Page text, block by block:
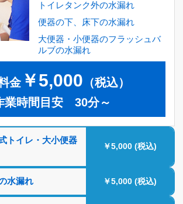
トイレタンク外の水漏れ
便器の下、床下の水漏れ
大便器・小便器のフラッシュバ
ルブの水漏れ
金￥5,000 （税込）
業時間目安 30分～
トイレ・大小便器
￥5,000 (税込)
水漏れ ￥5,000 (税込)